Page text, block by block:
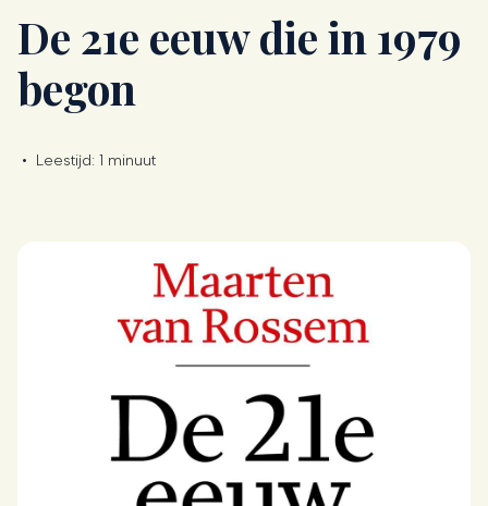
De 21e eeuw die in 1979
begon
• Leestijd: 1 minuut